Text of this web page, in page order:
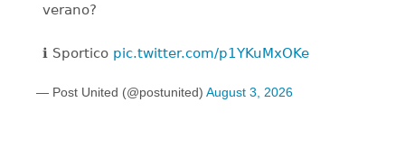
verano?
ℹ️ Sportico pic.twitter.com/p1YKuMxOKe
— Post United (@postunited) August 3, 2026